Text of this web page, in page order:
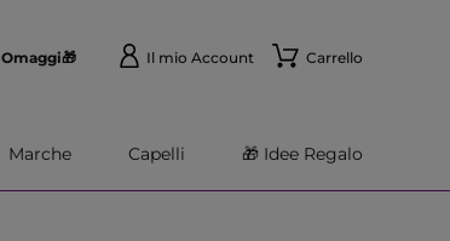
Omaggi🎁 Il mio Account Carrello
Marche Capelli 🎁 Idee Regalo